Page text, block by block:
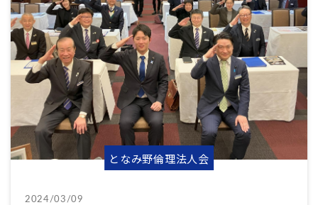
となみ野倫理法人会
2024/03/09